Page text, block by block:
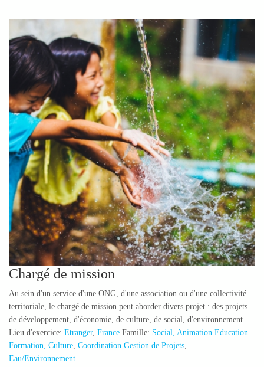
Chargé de mission
Au sein d'un service d'une ONG, d'une association ou d'une collectivité
territoriale, le chargé de mission peut aborder divers projet : des projets
de développement, d'économie, de culture, de social, d'environnement...
Lieu d'exercice: Etranger, France Famille: Social, Animation Education
Formation, Culture, Coordination Gestion de Projets,
Eau/Environnement